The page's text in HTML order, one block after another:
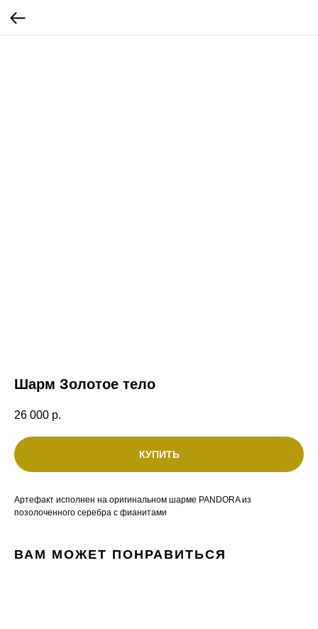
Шарм Золотое тело
26 000 р.
КУПИТЬ
Артефакт исполнен на оригинальном шарме PANDORA из
позолоченного серебра с фианитами
ВАМ МОЖЕТ ПОНРАВИТЬСЯ